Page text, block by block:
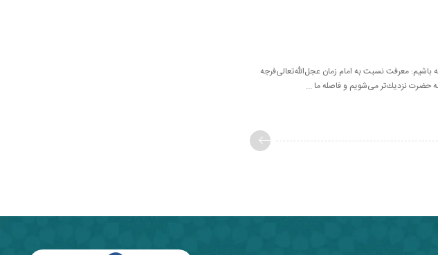
باشیم: معرفت نسبت به امام زمان عجل‌الله‌تعالی‌فرجه
نزدیك‌تر می‌شویم و فاصله ‌ما ...